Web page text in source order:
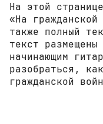
На этой
«На
также полный
текст
начинающим
разобраться,
гражданской